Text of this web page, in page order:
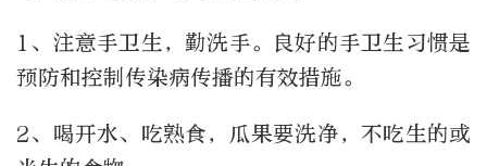
1、注意手卫生，勤洗手。良好的手卫生习惯是
预防和控制传染病传播的有效措施。
2、喝开水、吃熟食，瓜果要洗净，不吃生的或